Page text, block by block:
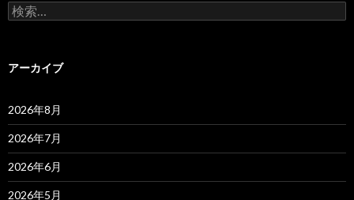
検
索:
アーカイブ
2026年8月
2026年7月
2026年6月
2026年5月